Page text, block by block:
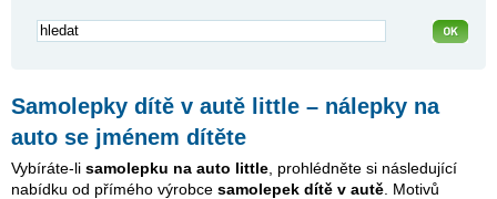
Samolepky dítě v autě little – nálepky na
auto se jménem dítěte
Vybíráte-li samolepku na auto little , prohlédněte si následující
nabídku od přímého výrobce samolepek dítě v autě . Motivů